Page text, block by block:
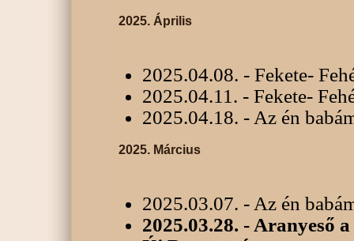
2025. Április
2025.04.08. - Fekete-
2025.04.11. - Fekete-
2025.04.18. - Az én
2025. Március
2025.03.07. - Az én
2025.03.28. - Aranyeső